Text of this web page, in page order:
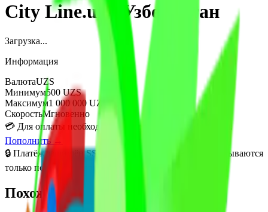
City Line.uz - Узбекистан
Загрузка...
Информация
ВалютаUZS
Минимум500 UZS
Максимум1 000 000 UZS
СкоростьМгновенно
💳 Для оплаты необходим баланс на кошельке Uzoplata.
Пополнить →
🔒 Платёж защищён SSL-шифрованием. Средства списываются
только после подтверждения от оператора.
Похожие услуги